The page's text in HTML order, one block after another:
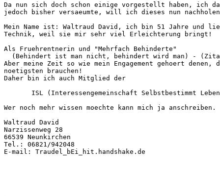
Da nun sich doch schon einige vorgestellt haben, ich
jedoch bisher versaeumte, will ich dieses nun
Mein Name ist: Waltraud David, ich bin 51 Jahre und
Technik, weil sie mir sehr viel Erleichterung bringt!
Als Fruehrentnerin und "Mehrfach Behinderte"
(Behindert ist man nicht, behindert wird man) -
Aber meine Zeit so wie mein Engagement gehoert denen,
noetigsten brauchen!
Daher bin ich auch Mitglied der
ISL (Interessengemeinschaft Selbstbestimmt
Wer noch mehr wissen moechte kann mich ja anschreiben.
Waltraud David
Narzissenweg 28
66539 Neunkirchen
Tel.: 06821/942048
E-mail: Traudel_bEi_hit.handshake.de